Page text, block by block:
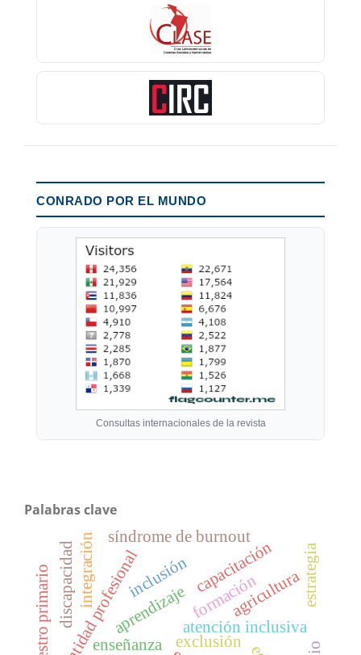
CONRADO POR EL MUNDO
Consultas internacionales de la revista
Palabras clave
formación
atención inclusiva
identidad profesional
enseñanza
aprendizaje
inclusión
exclusión
discapacidad capacitación
síndrome de burnout
maestro primario agricultura
integración estrategia